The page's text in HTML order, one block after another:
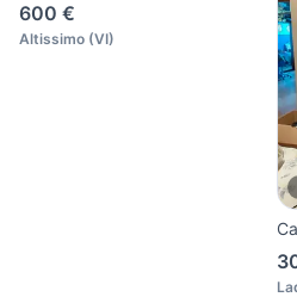
600 €
Altissimo (VI)